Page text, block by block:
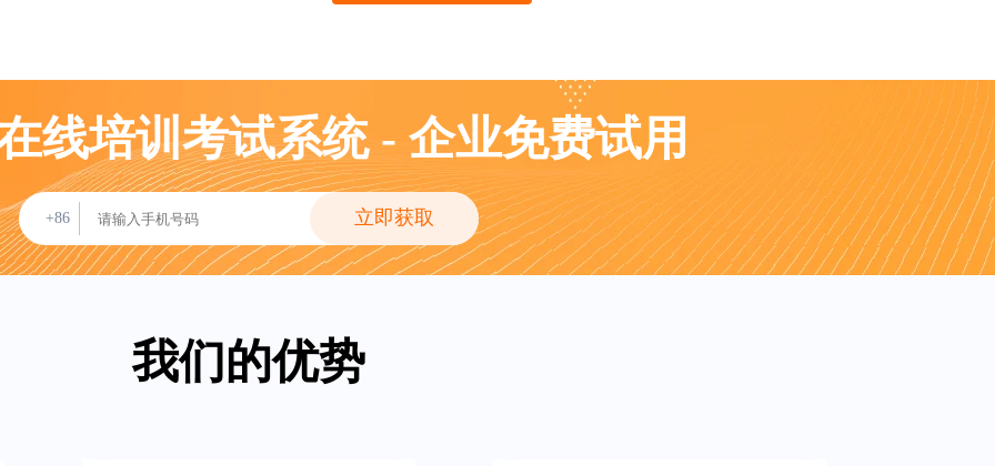
线培训考试系统 - 企业免费试用
+86 立即获取
我们的优势